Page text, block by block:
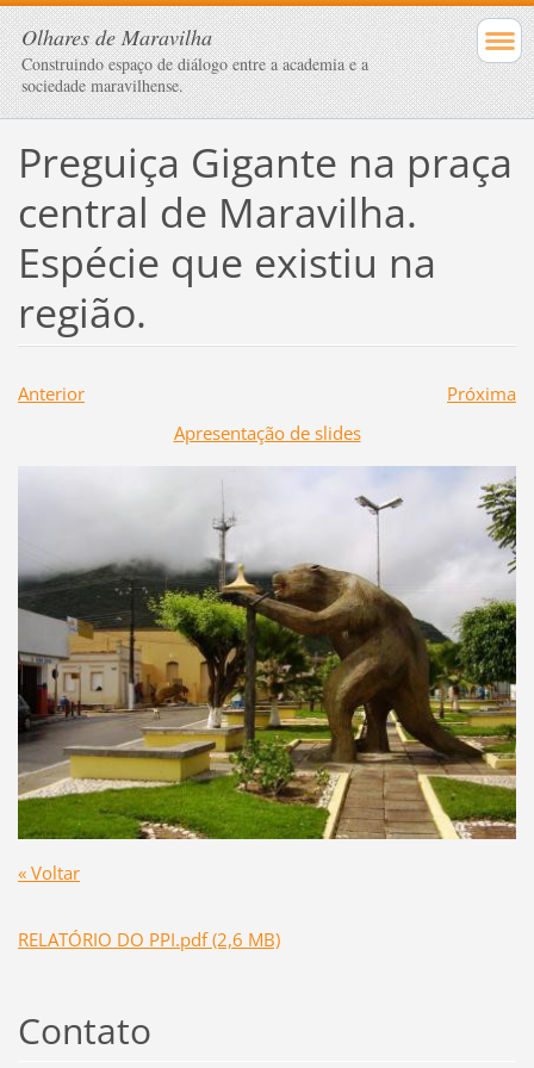
Olhares de Maravilha
Construindo espaço de diálogo entre a academia e a
sociedade maravilhense.
Preguiça Gigante na praça
central de Maravilha.
Espécie que existiu na
região.
Anterior
Próxima
Apresentação de slides
« Voltar
RELATÓRIO DO PPI.pdf (2,6 MB)
Contato